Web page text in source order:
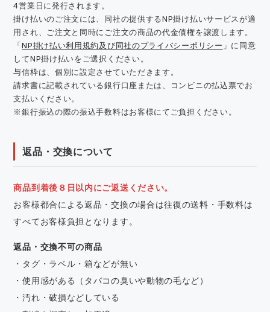
4営業日に発行されます。
掛け払いのご注文には、同社の提供するNP掛け払いサービスが適
用され、ご注文と同時にご注文の商品の代金債権を譲渡します。
「NP掛け払い利用規約及び同社のプライバシーポリシー 」に同意
してNP掛け払いをご選択ください。
与信枠は、個別に設定させていただきます。
請求書に記載されている銀行口座または、コンビニの払込票でお
支払いください。
※銀行振込の際の振込手数料はお客様にてご負担ください。
返品・交換について
商品到着後８日以内にご返送ください。
お客様都合による返品・交換の場合は往復の送料・手数料は
すべてお客様負担となります。
返品・交換不可の商品
・タグ・ラベル・箱などが無い
・使用感がある（タバコの臭いや動物の毛など）
・汚れ・破損などしている